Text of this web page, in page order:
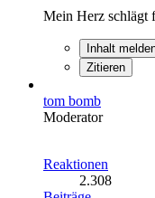
Mein Herz schlägt
Inhalt
Zitieren
tom bomb
Moderator
Reaktionen
2.308